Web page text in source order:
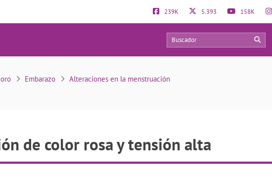
239K 5.393 158K
de color rosa y tensión alta
22 0
Embarazo Alteraciones en la menstruación
de color rosa y tensión alta